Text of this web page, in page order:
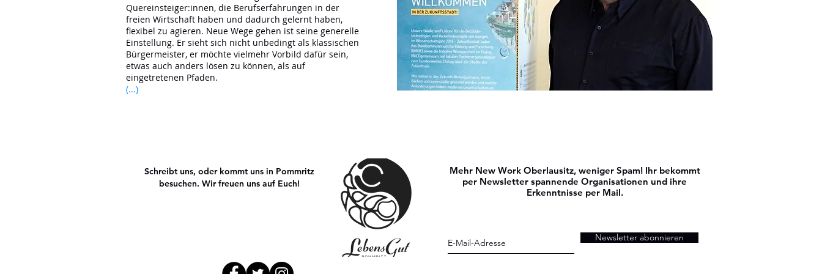
Quereinsteiger:innen, die Berufserfahrungen in der
freien Wirtschaft haben und dadurch gelernt haben,
flexibel zu agieren. Neue Wege gehen ist seine generelle
Einstellung. Er sieht sich nicht unbedingt als klassischen
Bürgermeister, er möchte vielmehr Vorbild dafür sein,
etwas auch anders lösen zu können, als auf
eingetretenen Pfaden.
(...)
Schreibt uns, oder kommt uns in Pommritz
besuchen. Wir freuen uns auf Euch!
Mehr New Work Oberlausitz, weniger Spam! Ihr bekommt
per Newsletter spannende Organisationen und ihre
Erkenntnisse per Mail.
Newsletter abonnieren